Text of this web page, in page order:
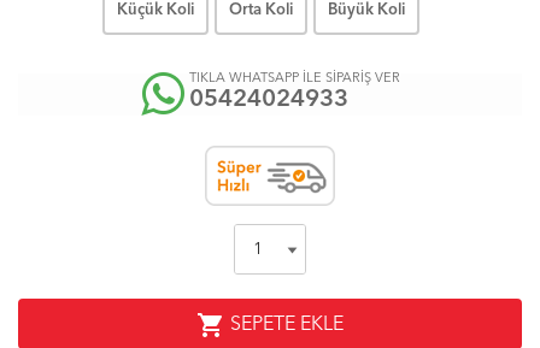
Küçük Koli Orta Koli Büyük Koli
TIKLA WHATSAPP İLE SİPARİŞ VER
05424024933
shopping_cart SEPETE EKLE